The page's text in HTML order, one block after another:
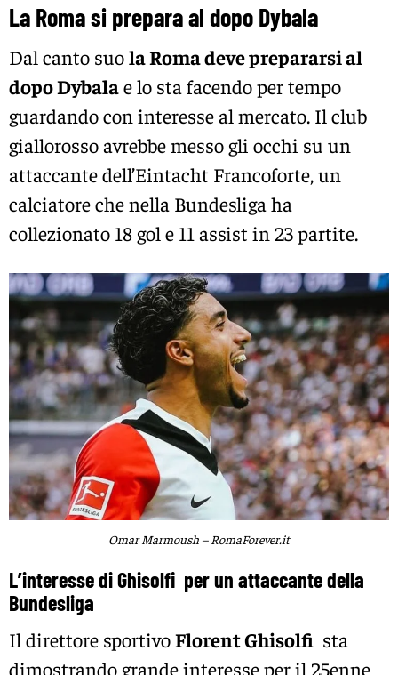
La Roma si prepara al dopo Dybala
Dal canto suola Roma deve prepararsi al
dopo Dybalae lo sta facendo per tempo
guardando con interesse al mercato. Il club
giallorosso avrebbe messo gli occhi su un
attaccante dell’Eintacht Francoforte, un
calciatore che nella Bundesliga ha
collezionato 18 gol e 11 assist in 23 partite.
Omar Marmoush – RomaForever.it
L’interesse di Ghisolfi per un attaccante della
Bundesliga
Il direttore sportivoFlorent Ghisolfi sta
dimostrando grande interesse per il 25enne